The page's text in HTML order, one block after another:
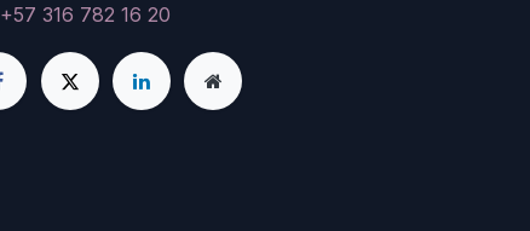
+57 316 782 16 20